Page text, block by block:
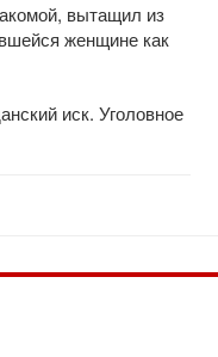
вытащил из
женщине как
иск. Уголовное